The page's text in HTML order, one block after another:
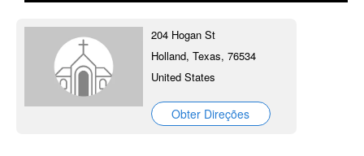
204 Hogan St
Holland, Texas, 76534
United States
Obter Direções